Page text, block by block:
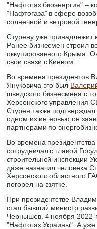
"Нафтогаз биоэнергия" –
"Нафтогаза" в сфере
солнечной и ветровой
Стурену уже принадлежит
Ранее бизнесмен строил
оккупированного Крыма.
свои связи с Киевом.
Во времена президентов
Януковича это был
шведского бизнесмена с
Херсонского управления
Стурен также
одном из интервью он
партнерами по
Во времена
сотрудничал с главой
строительной инспекции
даже назначил человека
Херсонского областного
погорел на взятке.
При президентстве
стал бывший министр
Чернышев. 4 ноября 2022-
"Нафтогаз Украины". А уже